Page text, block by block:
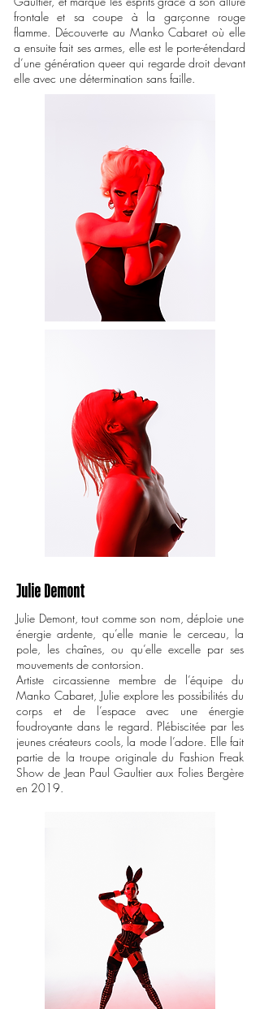
frontale et sa coupe à la garçonne rouge
flamme. Découverte au Manko Cabaret où elle
a ensuite fait ses armes, elle est le porte-étendard
d’une génération queer qui regarde droit devant
elle avec une détermination sans faille.
Julie Demont
Julie Demont, tout comme son nom, déploie une
énergie ardente, qu’elle manie le cerceau, la
pole, les chaînes, ou qu’elle excelle par ses
mouvements de contorsion.
Artiste circassienne membre de l’équipe du
Manko Cabaret, Julie explore les possibilités du
corps et de l’espace avec une énergie
foudroyante dans le regard. Plébiscitée par les
jeunes créateurs cools, la mode l’adore. Elle fait
partie de la troupe originale du Fashion Freak
Show de Jean Paul Gaultier aux Folies Bergère
en 2019.